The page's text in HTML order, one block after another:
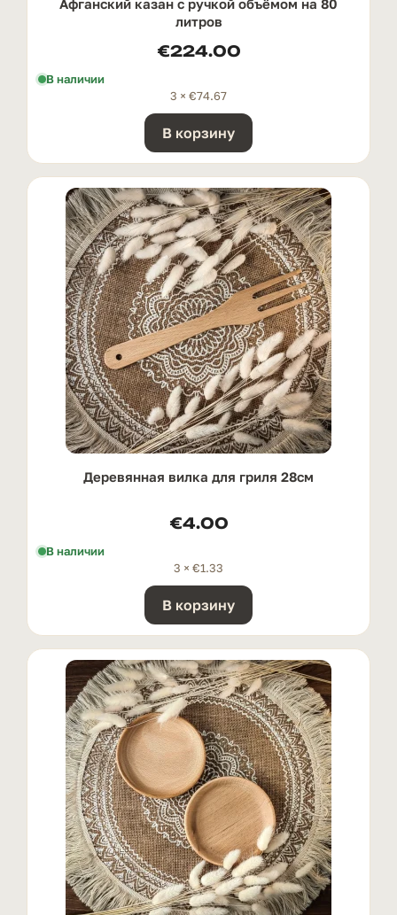
Афганский казан с ручкой oбъёмом на 80
литров
€224.00
В наличии
3 × €74.67
В корзину
Деревянная вилка для гриля 28см
€4.00
В наличии
3 × €1.33
В корзину